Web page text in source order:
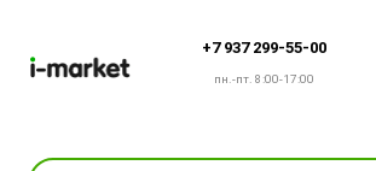
+7 937 299-55-00
пн.-пт. 8:00-17:00